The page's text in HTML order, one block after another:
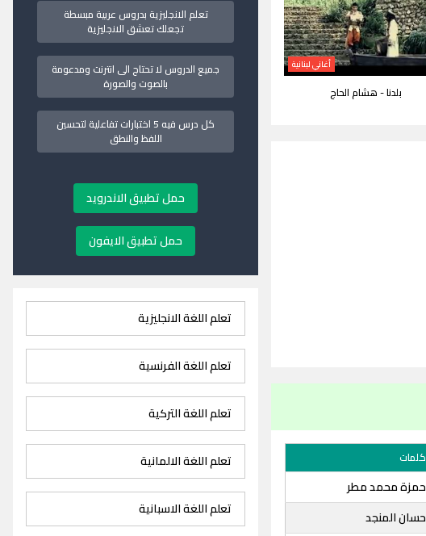
أغاني لبنانية
بلدنا - هشام الحاج
كلمات
حمزة محمد مطر
حسان المنجد
تعلم الانجليزية بدروس عربية مبسطة
تجعلك تعشق الانجليزية
جميع الدروس لا تحتاج الى انترنت ومدعومة
بالصوت والصورة
كل درس فيه 5 اختبارات تفاعلية لتحسين
اللفظ والنطق
حمل تطبيق الاندرويد
حمل تطبيق الايفون
تعلم اللغة الانجليزية
تعلم اللغة الفرنسية
تعلم اللغة التركية
تعلم اللغة الالمانية
تعلم اللغة الاسبانية